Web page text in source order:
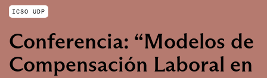
ICSO UDP
Conferencia: “Modelos de
Compensación Laboral en